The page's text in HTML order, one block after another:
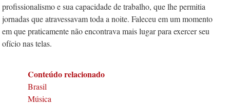
profissionalismo e sua capacidade de trabalho, que lhe permitia
jornadas que atravessavam toda a noite. Faleceu em um momento
em que praticamente não encontrava mais lugar para exercer seu
ofício nas telas.
Conteúdo relacionado
Brasil
Música